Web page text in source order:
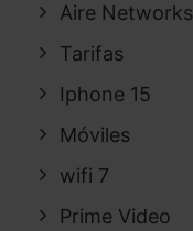
Aire Networks
Tarifas
Iphone 15
Móviles
wifi 7
Prime Video